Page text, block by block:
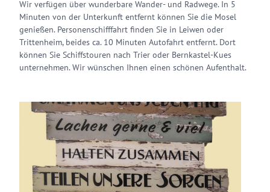
Wir verfügen über wunderbare Wander- und Radwege. In 5
Minuten von der Unterkunft entfernt können Sie die Mosel
genießen. Personenschifffahrt finden Sie in Leiwen oder
Trittenheim, beides ca. 10 Minuten Autofahrt entfernt. Dort
können Sie Schiffstouren nach Trier oder Bernkastel-Kues
unternehmen. Wir wünschen Ihnen einen schönen Aufenthalt.